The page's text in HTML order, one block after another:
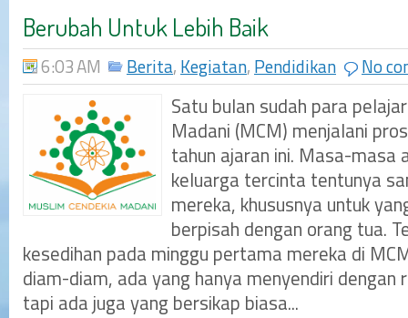
Berubah Untuk Lebih Baik
6:03 AM Berita, Kegiatan, Pendidikan No
Satu bulan sudah para
Madani (MCM) menjalani
tahun ajaran ini. Masa-masa
keluarga tercinta tentunya
mereka, khususnya untuk
berpisah dengan orang tua.
kesedihan pada minggu pertama mereka di
diam-diam, ada yang hanya menyendiri dengan
tapi ada juga yang bersikap biasa...